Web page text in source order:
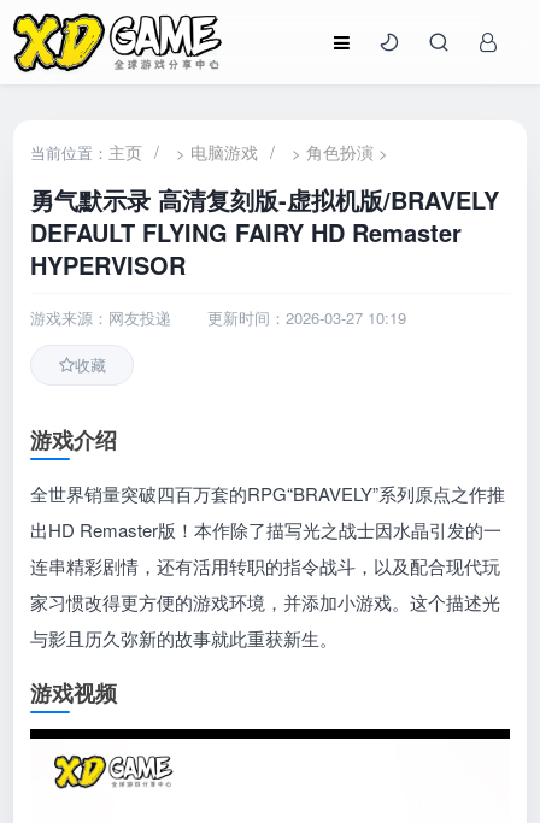
当前位置： 主页 / > 电脑游戏 / >角色扮演 >
勇气默示录 高清复刻版-虚拟机版/BRAVELY
DEFAULT FLYING FAIRY HD Remaster
HYPERVISOR
游戏来源：网友投递 更新时间：2026-03-27 10:19
收藏
游戏介绍
全世界销量突破四百万套的RPG“BRAVELY”系列原点之作推
出HD Remaster版！本作除了描写光之战士因水晶引发的一
连串精彩剧情，还有活用转职的指令战斗，以及配合现代玩
家习惯改得更方便的游戏环境，并添加小游戏。这个描述光
与影且历久弥新的故事就此重获新生。
游戏视频